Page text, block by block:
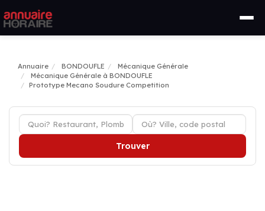
Annuaire BONDOUFLE
Mécanique Générale
Mécanique Générale à BONDOUFLE
Prototype Mecano Soudure Competition
Trouver